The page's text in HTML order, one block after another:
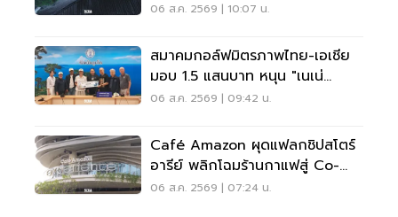
06 ส.ค. 2569 | 10:07 น.
สมาคมกอล์ฟมิตรภาพไทย-เอเชีย
มอบ 1.5 แสนบาท หนุน "เนเน่
รอยัล" ลุยเวทีที่สหรัฐ
06 ส.ค. 2569 | 09:42 น.
Café Amazon ผุดแฟลกชิปสโตร์
อารีย์ พลิกโฉมร้านกาแฟสู่ Co-
Working Space ครบวงจร
06 ส.ค. 2569 | 07:24 น.